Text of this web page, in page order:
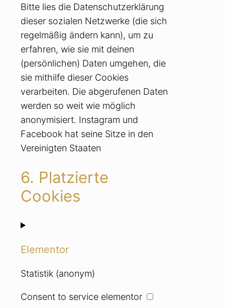
Bitte lies die Datenschutzerklärung
dieser sozialen Netzwerke (die sich
regelmäßig ändern kann), um zu
erfahren, wie sie mit deinen
(persönlichen) Daten umgehen, die
sie mithilfe dieser Cookies
verarbeiten. Die abgerufenen Daten
werden so weit wie möglich
anonymisiert. Instagram und
Facebook hat seine Sitze in den
Vereinigten Staaten
6. Platzierte
Cookies
Elementor
Statistik (anonym)
Consent to service elementor